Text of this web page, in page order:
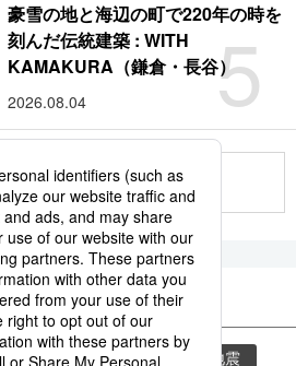
5
豪雪の地と海辺の町で220年の時を
刻んだ伝統建築 : WITH
KAMAKURA（鎌倉・長谷）
2026.08.04
っと見る
気象・災害 気象庁 地震